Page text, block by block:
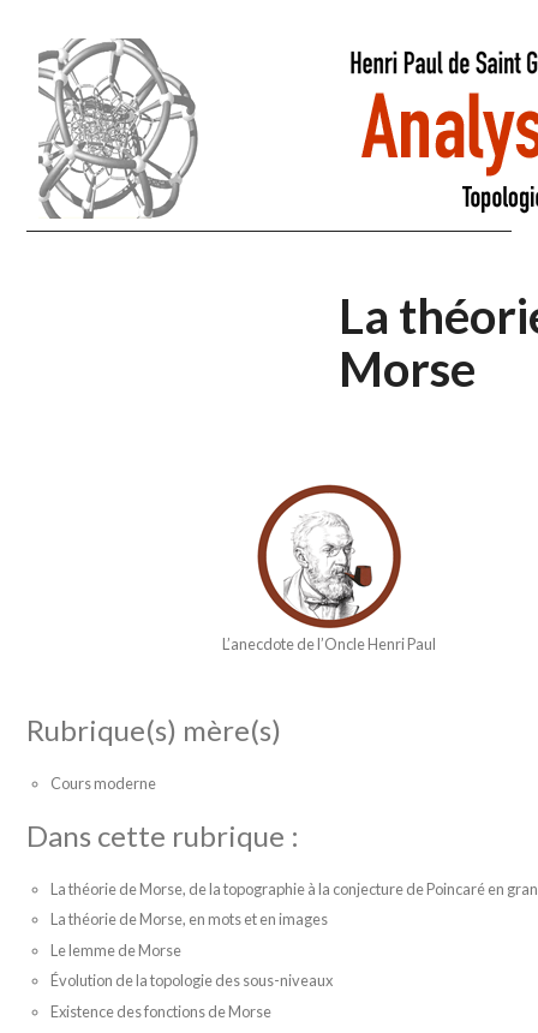
La
Morse
L’anecdote de l’Oncle Henri Paul
Rubrique(s) mère(s)
Cours moderne
Dans cette rubrique :
La théorie de Morse, de la topographie à la conjecture de Poincaré en
La théorie de Morse, en mots et en images
Le lemme de Morse
Évolution de la topologie des sous-niveaux
Existence des fonctions de Morse